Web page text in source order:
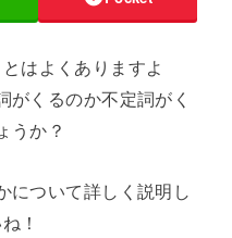
はよくありますよ
くるのか不定詞がく
うか？
について詳しく説明し
！